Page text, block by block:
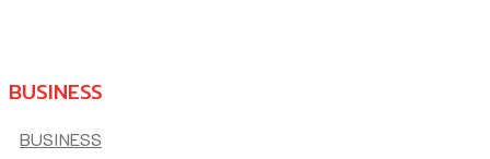
BUSINESS
BUSINESS